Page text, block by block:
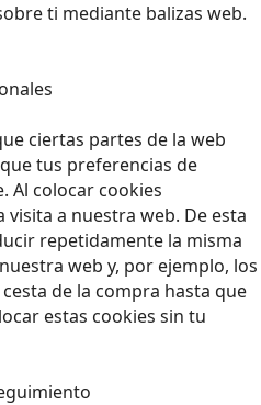
ti mediante balizas web.
ciertas partes de la web
tus preferencias de
Al colocar cookies
a nuestra web. De esta
repetidamente la misma
web y, por ejemplo, los
de la compra hasta que
estas cookies sin tu